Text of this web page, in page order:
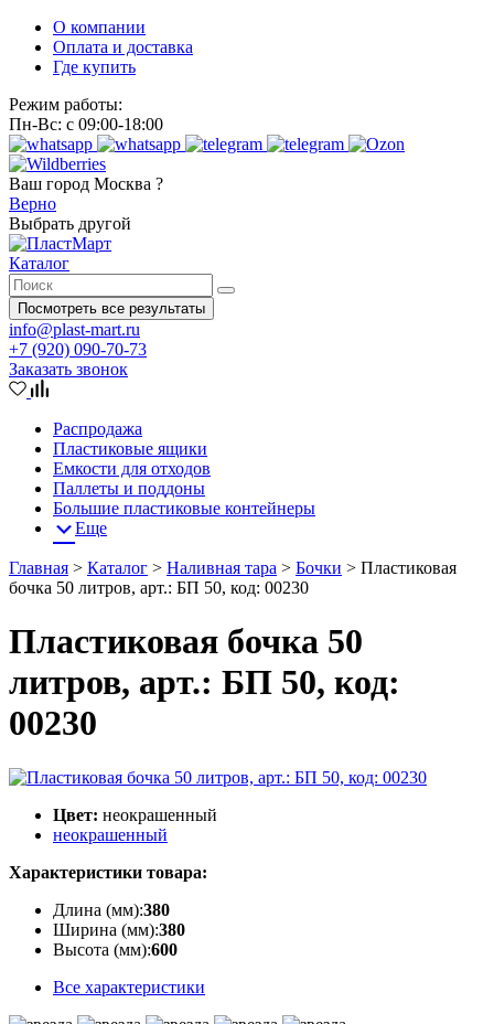
О компании
Оплата и доставка
Где купить
Режим работы:
Пн-Вс: с 09:00-18:00
Ваш город Москва ?
Верно
Выбрать другой
Каталог
Посмотреть все результаты
info@plast-mart.ru
+7 (920) 090-70-73
Заказать звонок
Распродажа
Пластиковые ящики
Емкости для отходов
Паллеты и поддоны
Большие пластиковые контейнеры
Еще
Главная > Каталог > Наливная тара > Бочки > Пластиковая
бочка 50 литров, арт.: БП 50, код: 00230
Пластиковая бочка 50
литров, арт.: БП 50, код:
00230
Цвет: неокрашенный
неокрашенный
Характеристики товара:
Длина (мм):380
Ширина (мм):380
Высота (мм):600
Все характеристики